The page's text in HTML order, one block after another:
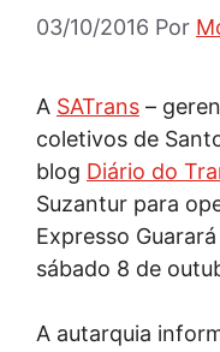
03/10/2016 Por
A SATrans –
coletivos de
blog Diário do
Suzantur para
Expresso
sábado 8 de
A autarquia